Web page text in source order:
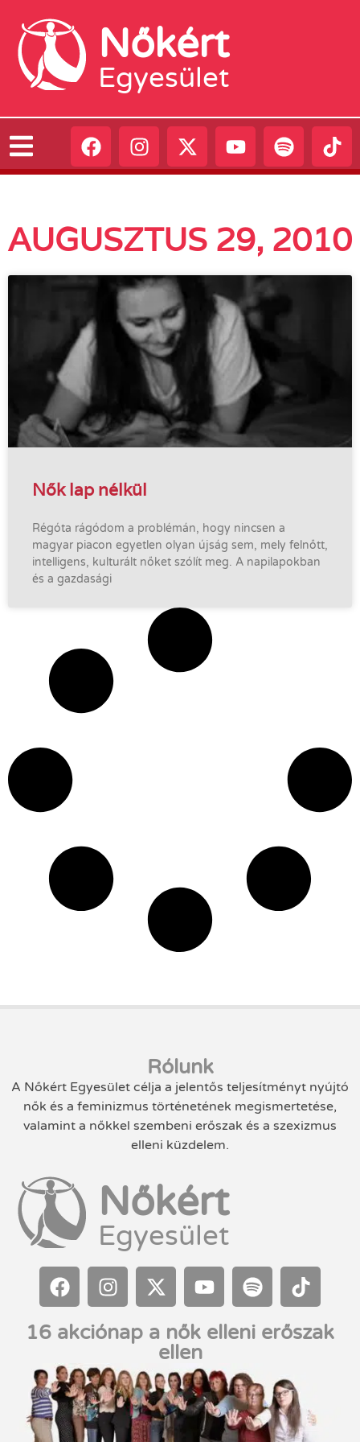
Nőkért
Egyesület
AUGUSZTUS 29, 2010
Nők lap nélkül
Régóta rágódom a problémán, hogy nincsen a
magyar piacon egyetlen olyan újság sem, mely felnőtt,
intelligens, kulturált nőket szólít meg. A napilapokban
és a gazdasági
Rólunk
A Nőkért Egyesület célja a jelentős teljesítményt nyújtó
nők és a feminizmus történetének megismertetése,
valamint a nőkkel szembeni erőszak és a szexizmus
elleni küzdelem.
Nőkért
Egyesület
16 akciónap a nők elleni erőszak
ellen